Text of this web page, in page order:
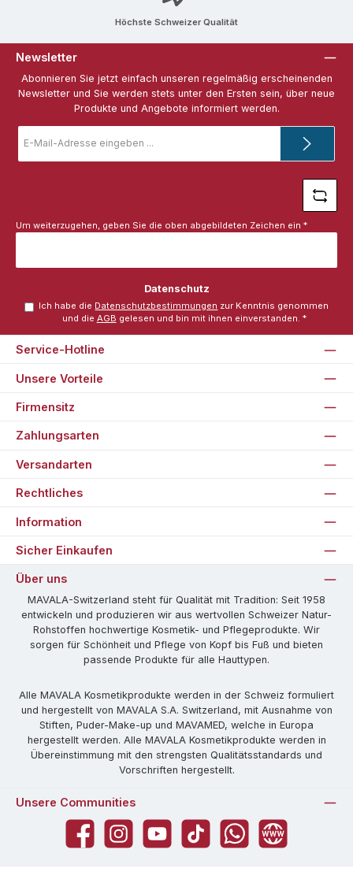
Höchste Schweizer Qualität
Newsletter
Abonnieren Sie jetzt einfach unseren regelmäßig erscheinenden
Newsletter und Sie werden stets unter den Ersten sein, über neue
Produkte und Angebote informiert werden.
Mail-
Adresse
Um weiterzugehen, geben Sie die oben abgebildeten Zeichen ein *
Datenschutz
Ich habe die Datenschutzbestimmungen zur Kenntnis genommen
und die AGB gelesen und bin mit ihnen einverstanden. *
Service-Hotline
Rechtliches
Information
Unsere Vorteile
Firmensitz
Zahlungsarten
Versandarten
Sicher Einkaufen
Über uns
MAVALA-Switzerland steht für Qualität mit Tradition: Seit 1958
entwickeln und produzieren wir aus wertvollen Schweizer Natur-
Rohstoffen hochwertige Kosmetik- und Pflegeprodukte. Wir
sorgen für Schönheit und Pflege von Kopf bis Fuß und bieten
passende Produkte für alle Hauttypen.
Alle MAVALA Kosmetikprodukte werden in der Schweiz formuliert
und hergestellt von MAVALA S.A. Switzerland, mit Ausnahme von
Stiften, Puder-Make-up und MAVAMED, welche in Europa
hergestellt werden. Alle MAVALA Kosmetikprodukte werden in
Übereinstimmung mit den strengsten Qualitätsstandards und
Vorschriften hergestellt.
Unsere Communities
FacebookInstagramYouTube TikTok WhatsAppWebsite